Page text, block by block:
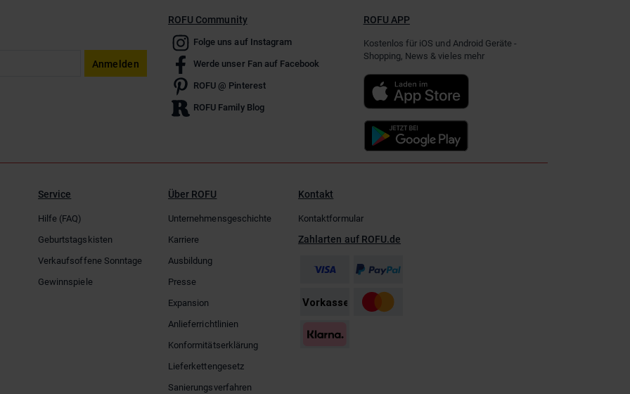
Anmelden
ROFU Community
Folge uns auf Instagram
Werde unser Fan auf Facebook
ROFU @ Pinterest
ROFU Family Blog
ROFU APP
Kostenlos für iOS und Android Geräte -
Shopping, News & vieles mehr
Service
Hilfe (FAQ)
Geburtstagskisten
Verkaufsoffene Sonntage
Gewinnspiele
Über ROFU
Unternehmensgeschichte
Karriere
Ausbildung
Presse
Expansion
Anlieferrichtlinien
Konformitätserklärung
Lieferkettengesetz
Sanierungsverfahren
Kontakt
Kontaktformular
Zahlarten auf ROFU.de